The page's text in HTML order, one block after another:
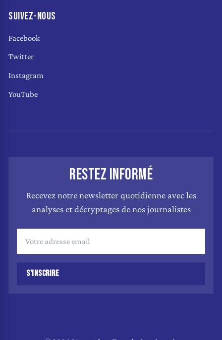
SUIVEZ-NOUS
Facebook
Twitter
Instagram
YouTube
RESTEZ INFORMÉ
Recevez notre newsletter quotidienne avec les
analyses et décryptages de nos journalistes
S'INSCRIRE